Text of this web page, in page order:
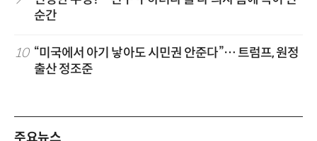
순간
10 “미국에서 아기 낳아도 시민권 안준다”… 트럼프, 원정
출산 정조준
주요뉴스